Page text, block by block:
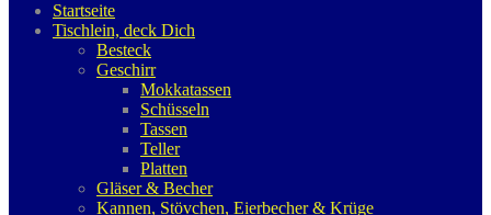
Startseite
Tischlein, deck Dich
Besteck
Geschirr
Mokkatassen
Schüsseln
Tassen
Teller
Platten
Gläser & Becher
Kannen, Stövchen, Eierbecher & Krüge